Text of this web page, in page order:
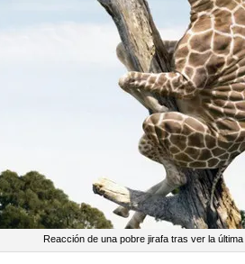
Reacción de una pobre jirafa tras ver la